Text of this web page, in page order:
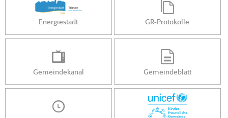
Energiestadt GR-Protokolle
Gemeindekanal Gemeindeblatt